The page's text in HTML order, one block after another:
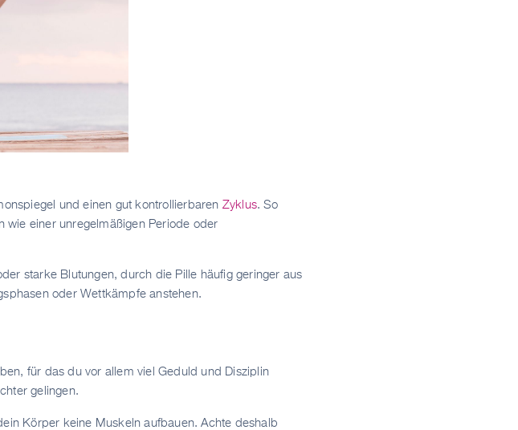
und einen gut kontrollierbaren Zyklus. So
wie einer unregelmäßigen Periode oder
starke Blutungen, durch die Pille häufig geringer aus
oder Wettkämpfe anstehen.
für das du vor allem viel Geduld und Disziplin
gelingen.
Körper keine Muskeln aufbauen. Achte deshalb